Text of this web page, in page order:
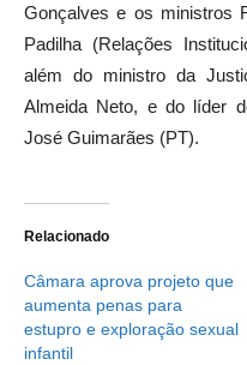
Gonçalves e os ministros
Padilha (Relações
além do ministro da
Almeida Neto, e do líder
José Guimarães (PT).
Relacionado
Câmara aprova projeto que
aumenta penas para
estupro e exploração sexual
infantil